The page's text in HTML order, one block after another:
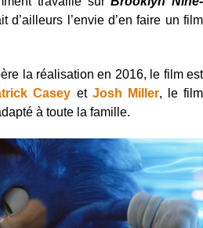
d’ailleurs l’envie d’en faire un film
la réalisation en 2016, le film est
Casey et Josh Miller, le film
à toute la famille.